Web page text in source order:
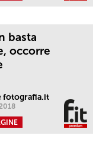
basta
occorre
fotografia.it